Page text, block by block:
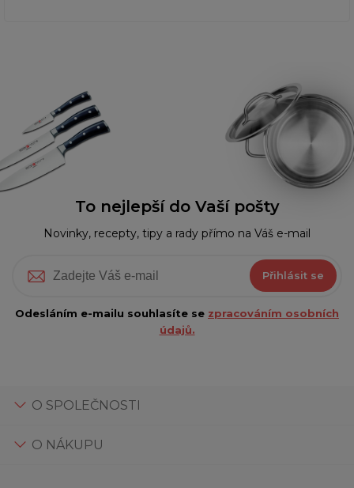
To nejlepší do Vaší pošty
Novinky, recepty, tipy a rady přímo na Váš e-mail
Přihlásit se
Odesláním e-mailu souhlasíte se zpracováním osobních
údajů.
O SPOLEČNOSTI
O NÁKUPU